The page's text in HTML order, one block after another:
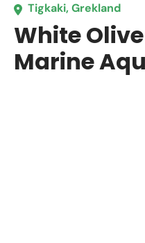
Tigkaki, Grekland
White
Marine